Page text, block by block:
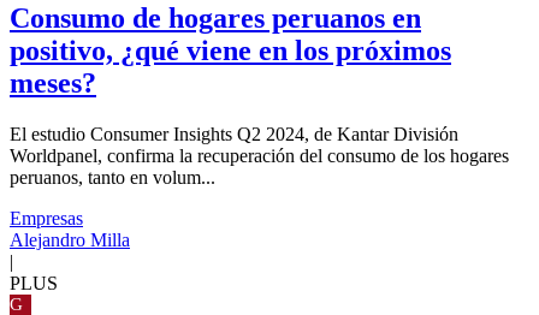
Consumo de hogares peruanos en
positivo, ¿qué viene en los próximos
meses?
El estudio Consumer Insights Q2 2024, de Kantar División
Worldpanel, confirma la recuperación del consumo de los hogares
peruanos, tanto en volum...
Empresas
Alejandro Milla
|
PLUS
G